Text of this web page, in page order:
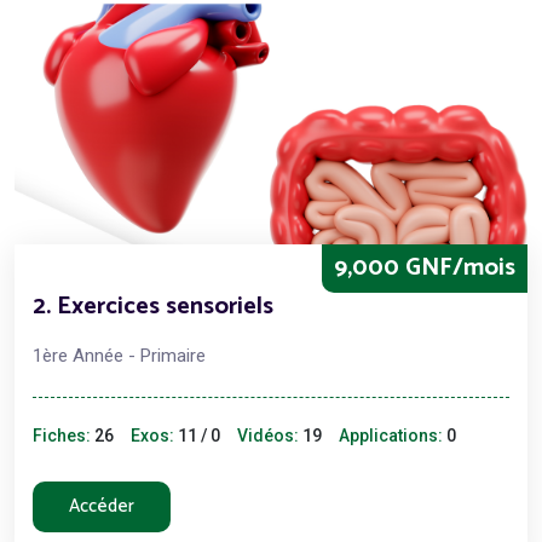
9,000 GNF/mois
2. Exercices sensoriels
1ère Année - Primaire
Fiches: 26 Exos: 11 / 0 Vidéos: 19 Applications: 0
Accéder